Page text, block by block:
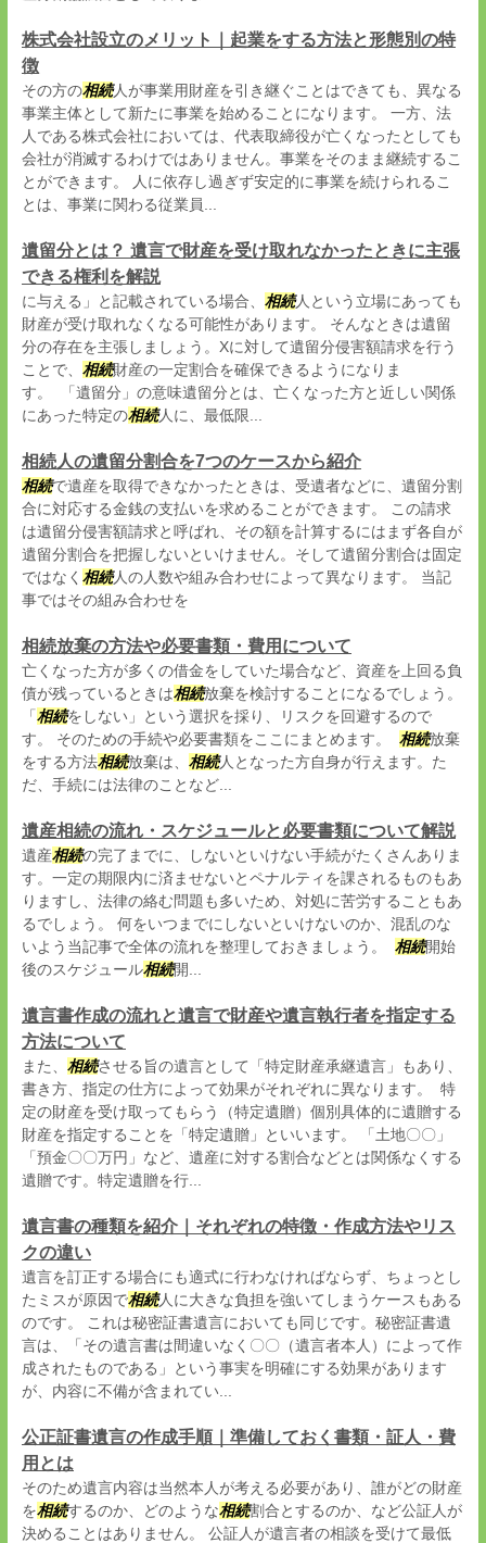
株式会社設立のメリット｜起業をする方法と形態別の特
徴
その方の相続人が事業用財産を引き継ぐことはできても、異なる
事業主体として新たに事業を始めることになります。 一方、法
人である株式会社においては、代表取締役が亡くなったとしても
会社が消滅するわけではありません。事業をそのまま継続するこ
とができます。 人に依存し過ぎず安定的に事業を続けられるこ
とは、事業に関わる従業員...
遺留分とは？ 遺言で財産を受け取れなかったときに主張
できる権利を解説
に与える」と記載されている場合、 相続人という立場にあっても
財産が受け取れなくなる可能性があります。 そんなときは遺留
分の存在を主張しましょう。Xに対して遺留分侵害額請求を行う
ことで、 相続財産の一定割合を確保できるようになりま
す。 「遺留分」の意味遺留分とは、亡くなった方と近しい関係
にあった特定の相続人に、最低限...
相続人の遺留分割合を7つのケースから紹介
相続で遺産を取得できなかったときは、受遺者などに、遺留分割
合に対応する金銭の支払いを求めることができます。 この請求
は遺留分侵害額請求と呼ばれ、その額を計算するにはまず各自が
遺留分割合を把握しないといけません。そして遺留分割合は固定
ではなく 相続人の人数や組み合わせによって異なります。 当記
事ではその組み合わせを
相続放棄の方法や必要書類・費用について
亡くなった方が多くの借金をしていた場合など、資産を上回る負
債が残っているときは相続放棄を検討することになるでしょう。
「 相続をしない」という選択を採り、リスクを回避するので
す。 そのための手続や必要書類をここにまとめます。 相続放棄
をする方法相続放棄は、 相続人となった方自身が行えます。た
だ、手続には法律のことなど...
遺産相続の流れ・スケジュールと必要書類について解説
遺産相続の完了までに、しないといけない手続がたくさんありま
す。一定の期限内に済ませないとペナルティを課されるものもあ
りますし、法律の絡む問題も多いため、対処に苦労することもあ
るでしょう。 何をいつまでにしないといけないのか、混乱のな
いよう当記事で全体の流れを整理しておきましょう。 相続開始
後のスケジュール相続開...
遺言書作成の流れと遺言で財産や遺言執行者を指定する
方法について
また、 相続させる旨の遺言として「特定財産承継遺言」もあり、
書き方、指定の仕方によって効果がそれぞれに異なります。 特
定の財産を受け取ってもらう（特定遺贈）個別具体的に遺贈する
財産を指定することを「特定遺贈」といいます。 「土地〇〇」
「預金〇〇万円」など、遺産に対する割合などとは関係なくする
遺贈です。特定遺贈を行...
遺言書の種類を紹介｜それぞれの特徴・作成方法やリス
クの違い
遺言を訂正する場合にも適式に行わなければならず、ちょっとし
たミスが原因で相続人に大きな負担を強いてしまうケースもある
のです。 これは秘密証書遺言においても同じです。秘密証書遺
言は、「その遺言書は間違いなく〇〇（遺言者本人）によって作
成されたものである」という事実を明確にする効果があります
が、内容に不備が含まれてい...
公正証書遺言の作成手順｜準備しておく書類・証人・費
用とは
そのため遺言内容は当然本人が考える必要があり、誰がどの財産
を相続するのか、どのような相続割合とするのか、など公証人が
決めることはありません。 公証人が遺言者の相談を受けて最低